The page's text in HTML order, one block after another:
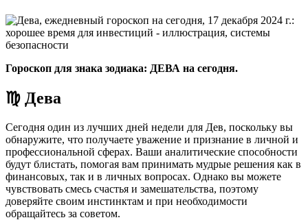
Гороскоп для знака зодиака: ДЕВА на сегодня.
♍ Дева
Сегодня один из лучших дней недели для Дев, поскольку вы
обнаружите, что получаете уважение и признание в личной и
профессиональной сферах. Ваши аналитические способности
будут блистать, помогая вам принимать мудрые решения как в
финансовых, так и в личных вопросах. Однако вы можете
чувствовать смесь счастья и замешательства, поэтому
доверяйте своим инстинктам и при необходимости
обращайтесь за советом.